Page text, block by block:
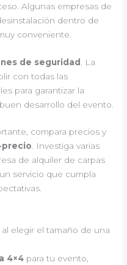
Algunas empresas de
dentro de
conveniente.
de seguridad . La
con todas las
para garantizar la
desarrollo del evento.
compara precios y
precio. Investiga varias
de alquiler de carpas
servicio que cumpla
elegir el tamaño de una
4×4 para tu evento,